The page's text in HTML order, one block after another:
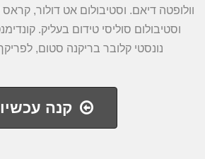
וולופטה דיאם. וסטיבולום אט דולור,
וסטיבולום סוליסי טידום בעליק.
נונסטי קלובר בריקנה סטום,
קנה עכשיו